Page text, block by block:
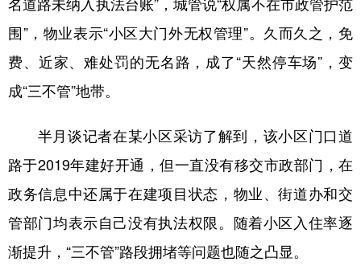
围”，物业表示“小区大门外无权管理”。久而久之，免
费、近家、难处罚的无名路，成了“天然停车场”，变
成“三不管”地带。
半月谈记者在某小区采访了解到，该小区门口道
路于2019年建好开通，但一直没有移交市政部门，在
政务信息中还属于在建项目状态，物业、街道办和交
管部门均表示自己没有执法权限。随着小区入住率逐
渐提升，“三不管”路段拥堵等问题也随之凸显。